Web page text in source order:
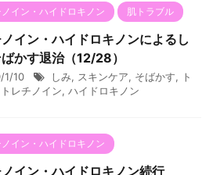
ノイン・ハイドロキノン 肌トラブル
ノイン・ハイドロキノンによるし
かす退治（12/28）
1/10 しみ, スキンケア, そばかす, ト
トレチノイン, ハイドロキノン
ノイン・ハイドロキノン
ノイン・ハイドロキノン続行